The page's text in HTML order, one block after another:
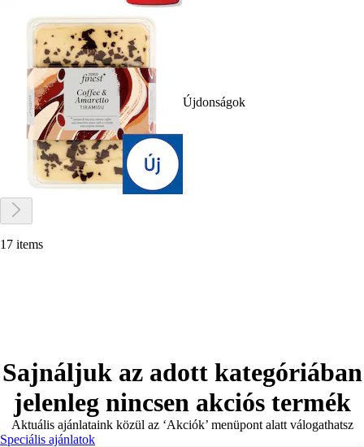
Újdonságok
17 items
Sajnáljuk az adott kategóriában
jelenleg nincsen akciós termék
Aktuális ajánlataink közül az ‘Akciók’ menüpont alatt válogathatsz
Speciális ajánlatok